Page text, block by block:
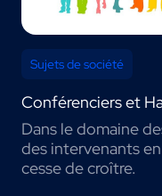
Sujets de société
Conférenciers et
Dans le domaine
des intervenants
cesse de croître.